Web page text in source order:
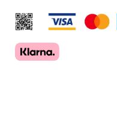
Kontakt